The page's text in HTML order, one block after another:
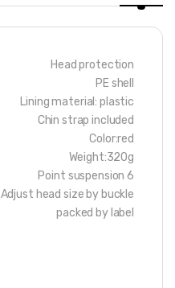
Head protection
PE shell
Lining material: plastic
Chin strap included
Color:red
Weight:320g
6 Point suspension
Adjust head size by buckle
packed by label